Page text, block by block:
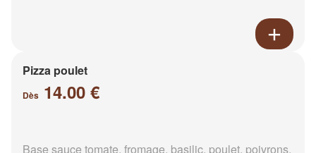
Pizza poulet
Dès 14.00 €
Base sauce tomate, fromage, basilic, poulet, poivrons,